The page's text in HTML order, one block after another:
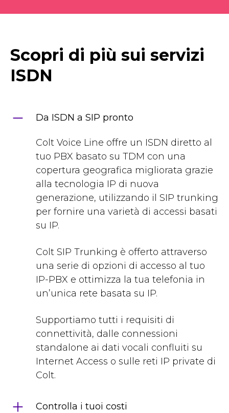
Scopri di più sui servizi
ISDN
Da ISDN a SIP pronto
Colt Voice Line offre un ISDN diretto al
tuo PBX basato su TDM con una
copertura geografica migliorata grazie
alla tecnologia IP di nuova
generazione, utilizzando il SIP trunking
per fornire una varietà di accessi basati
su IP.
Colt SIP Trunking è offerto attraverso
una serie di opzioni di accesso al tuo
IP-PBX e ottimizza la tua telefonia in
un’unica rete basata su IP.
Supportiamo tutti i requisiti di
connettività, dalle connessioni
standalone ai dati vocali confluiti su
Internet Access o sulle reti IP private di
Colt.
Controlla i tuoi costi